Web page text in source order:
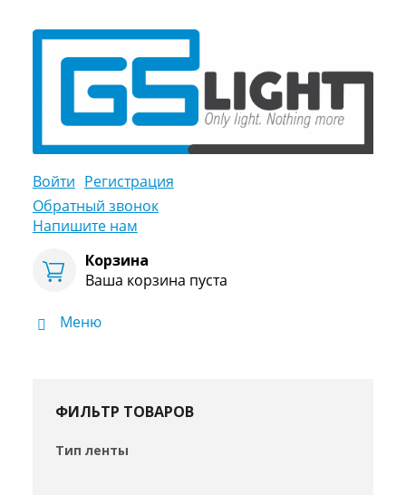
Войти Регистрация
Обратный звонок
Напишите нам
Корзина
Ваша корзина пуста
Меню
ФИЛЬТР ТОВАРОВ
Тип ленты